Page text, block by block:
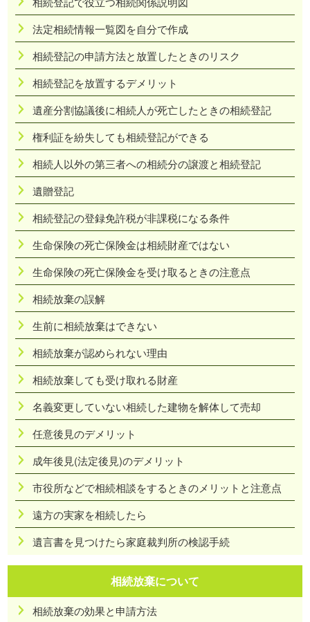
法定相続情報一覧図を自分で作成
相続登記の申請方法と放置したときのリスク
相続登記を放置するデメリット
遺産分割協議後に相続人が死亡したときの相続登記
権利証を紛失しても相続登記ができる
相続人以外の第三者への相続分の譲渡と相続登記
遺贈登記
相続登記の登録免許税が非課税になる条件
生命保険の死亡保険金は相続財産ではない
生命保険の死亡保険金を受け取るときの注意点
相続放棄の誤解
生前に相続放棄はできない
相続放棄が認められない理由
相続放棄しても受け取れる財産
名義変更していない相続した建物を解体して売却
任意後見のデメリット
成年後見(法定後見)のデメリット
市役所などで相続相談をするときのメリットと注意点
遠方の実家を相続したら
遺言書を見つけたら家庭裁判所の検認手続
相続放棄について
相続放棄の効果と申請方法